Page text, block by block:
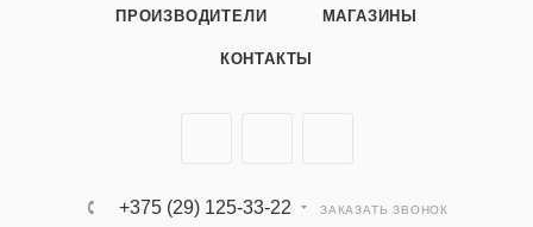
ПРОИЗВОДИТЕЛИ МАГАЗИНЫ
КОНТАКТЫ
+375 (29) 125-33-22 ЗАКАЗАТЬ ЗВОНОК